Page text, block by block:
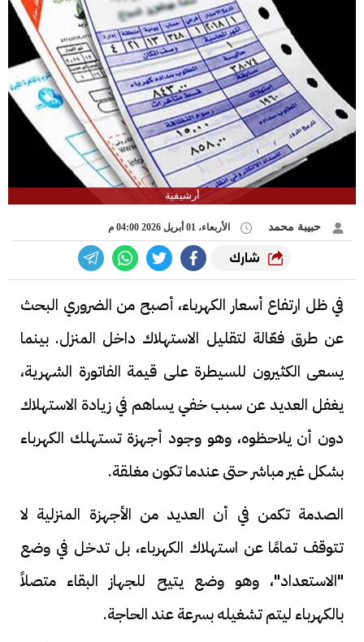
أرشيفية
حبيبة محمد الأربعاء، 01 أبريل 2026 04:00 م
شارك
في ظل ارتفاع أسعار الكهرباء، أصبح من الضروري البحث
عن طرق فعّالة لتقليل الاستهلاك داخل المنزل. بينما
يسعى الكثيرون للسيطرة على قيمة الفاتورة الشهرية،
يغفل العديد عن سبب خفي يساهم في زيادة الاستهلاك
دون أن يلاحظوه، وهو وجود أجهزة تستهلك الكهرباء
بشكل غير مباشر حتى عندما تكون مغلقة.
الصدمة تكمن في أن العديد من الأجهزة المنزلية لا
تتوقف تمامًا عن استهلاك الكهرباء، بل تدخل في وضع
"الاستعداد"، وهو وضع يتيح للجهاز البقاء متصلاً
بالكهرباء ليتم تشغيله بسرعة عند الحاجة.